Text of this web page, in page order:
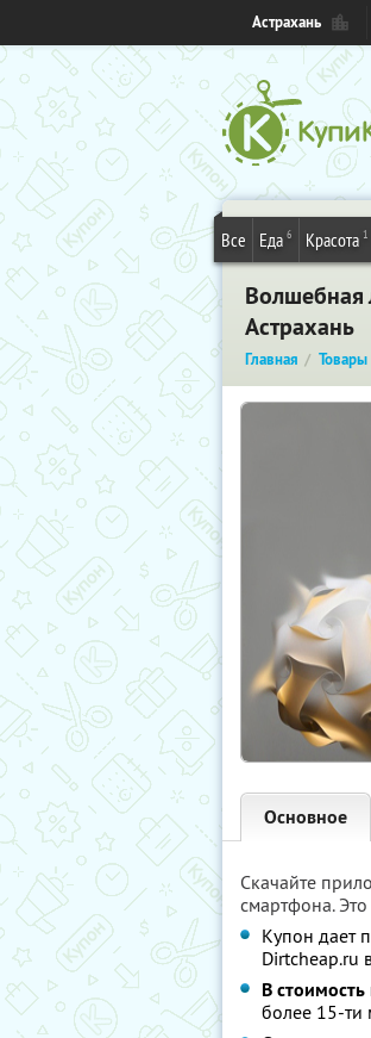
Астрахань
Все Еда 6 Красота 1
Волшебная
Астрахань
Главная Товары
Основное
Скачайте
смартфона.
Купон дает
Dirtcheap.ru
В
более 15-ти